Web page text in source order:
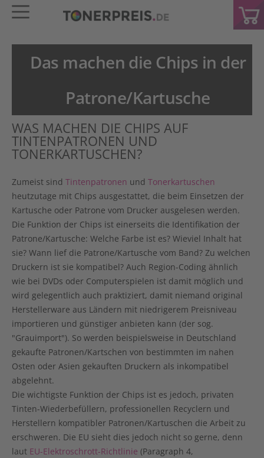
Das machen die Chips in der
Patrone/Kartusche
WAS MACHEN DIE CHIPS AUF
TINTENPATRONEN UND
TONERKARTUSCHEN?
Zumeist sind Tintenpatronen und Tonerkartuschen
heutzutage mit Chips ausgestattet, die beim Einsetzen der
Kartusche oder Patrone vom Drucker ausgelesen werden.
Die Funktion der Chips ist einerseits die Identifikation der
Patrone/Kartusche: Welche Farbe ist es? Wieviel Inhalt hat
sie? Wann lief die Patrone/Kartusche vom Band? Zu welchen
Druckern ist sie kompatibel? Auch Region-Coding ähnlich
wie bei DVDs oder Computerspielen ist damit möglich und
wird gelegentlich auch praktiziert, damit niemand original
Herstellerware aus Ländern mit niedrigerem Preisniveau
importieren und günstiger anbieten kann (der sog.
"Grauimport"). So werden beispielsweise in Deutschland
gekaufte Patronen/Kartschen von bestimmten im nahen
Osten oder Asien gekauften Druckern als inkompatibel
abgelehnt.
Die wichtigste Funktion der Chips ist es jedoch, privaten
Tinten-Wiederbefüllern, professionellen Recyclern und
Herstellern kompatibler Patronen/Kartuschen die Arbeit zu
erschweren. Die EU sieht dies jedoch nicht so gerne, denn
laut EU-Elektroschrott-Richtlinie (Paragraph 4,